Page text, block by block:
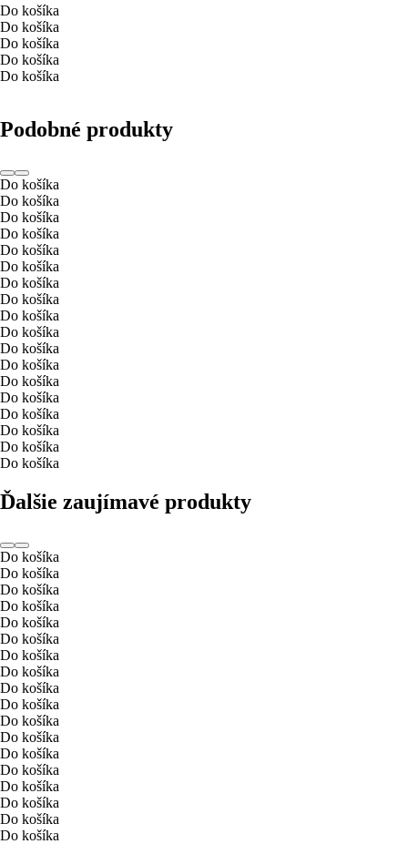
Do košíka
Do košíka
Do košíka
Do košíka
Do košíka
Podobné produkty
Do košíka
Do košíka
Do košíka
Do košíka
Do košíka
Do košíka
Do košíka
Do košíka
Do košíka
Do košíka
Do košíka
Do košíka
Do košíka
Do košíka
Do košíka
Do košíka
Do košíka
Do košíka
Ďalšie zaujímavé produkty
Do košíka
Do košíka
Do košíka
Do košíka
Do košíka
Do košíka
Do košíka
Do košíka
Do košíka
Do košíka
Do košíka
Do košíka
Do košíka
Do košíka
Do košíka
Do košíka
Do košíka
Do košíka